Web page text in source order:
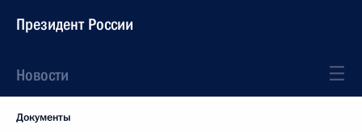
Президент России
Новости
Документы